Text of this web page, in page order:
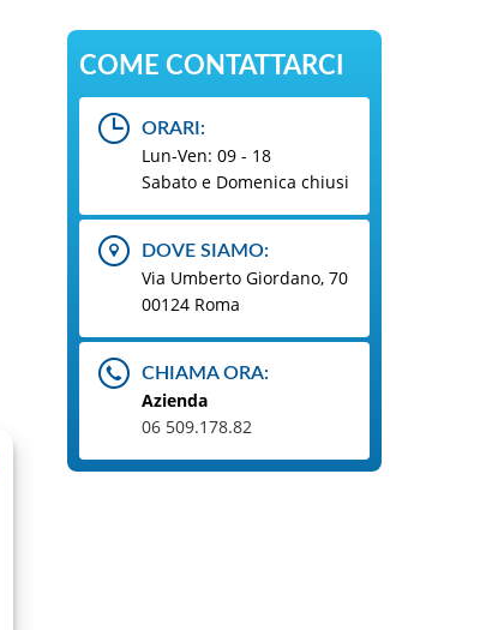
COME CONTATTARCI
ORARI:
Lun-Ven: 09 - 18
Sabato e Domenica chiusi
DOVE SIAMO:
Via Umberto Giordano, 70
00124 Roma
CHIAMA ORA:
Azienda
06 509.178.82